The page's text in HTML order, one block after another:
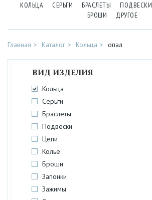
КОЛЬЦА СЕРЬГИ БРАСЛЕТЫ ПОДВЕСКИ
БРОШИ
ДРУГОЕ
Главная Каталог Кольца опал
ВИД ИЗДЕЛИЯ
Кольца
Серьги
Браслеты
Подвески
Цепи
Колье
Броши
Запонки
Зажимы